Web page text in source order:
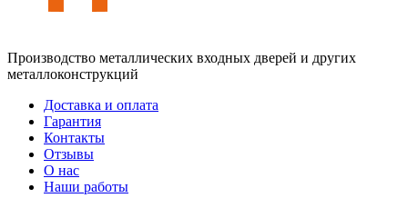
Производство металлических входных дверей и других
металлоконструкций
Доставка и оплата
Гарантия
Контакты
Отзывы
О нас
Наши работы